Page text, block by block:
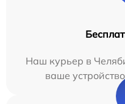
Наш курьер в
ваше